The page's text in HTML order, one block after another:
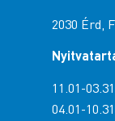
2030 Érd,
11.01-
04.01-